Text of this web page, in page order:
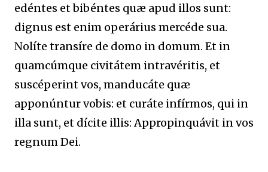
edéntes et bibéntes quæ apud illos sunt:
dignus est enim operárius mercéde sua.
Nolíte transíre de domo in domum. Et in
quamcúmque civitátem intravéritis, et
suscéperint vos, manducáte quæ
apponúntur vobis: et curáte infírmos, qui in
illa sunt, et dícite illis: Appropinquávit in vos
regnum Dei.